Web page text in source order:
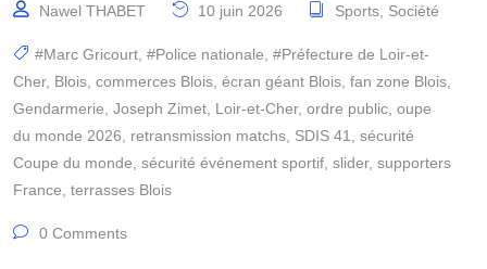
Nawel THABET 10 juin 2026 Sports Société
#Marc Gricourt #Police nationale #Préfecture de Loir-et-
Cher, Blois commerces Blois écran géant Blois fan zone Blois
Gendarmerie Joseph Zimet Loir-et-Cher, ordre public oupe
du monde 2026
retransmission matchs SDIS 41
sécurité
Coupe du monde sécurité événement sportif slider, supporters
France terrasses Blois
0 Comments